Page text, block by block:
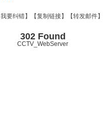
我要纠错】【复制链接】【转发邮件
302 Found
CCTV_WebServer